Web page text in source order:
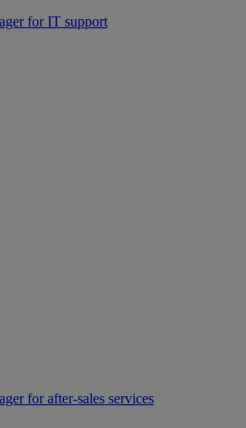
for IT support
for after-sales services